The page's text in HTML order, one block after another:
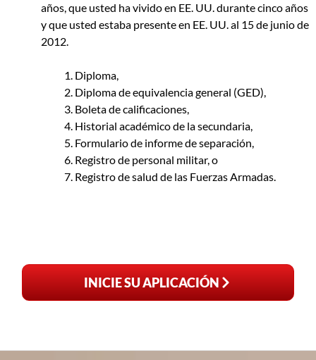
años, que usted ha vivido en EE. UU. durante cinco años
y que usted estaba presente en EE. UU. al 15 de junio de
2012.
Diploma,
Diploma de equivalencia general (GED),
Boleta de calificaciones,
Historial académico de la secundaria,
Formulario de informe de separación,
Registro de personal militar, o
Registro de salud de las Fuerzas Armadas.
INICIE SU APLICACIÓN